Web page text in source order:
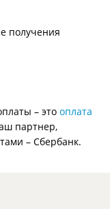
получения
– это оплата
партнер,
– Сбербанк.